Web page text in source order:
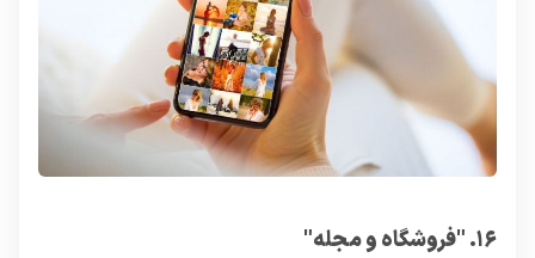
۱۶. "فروشگاه و مجله"